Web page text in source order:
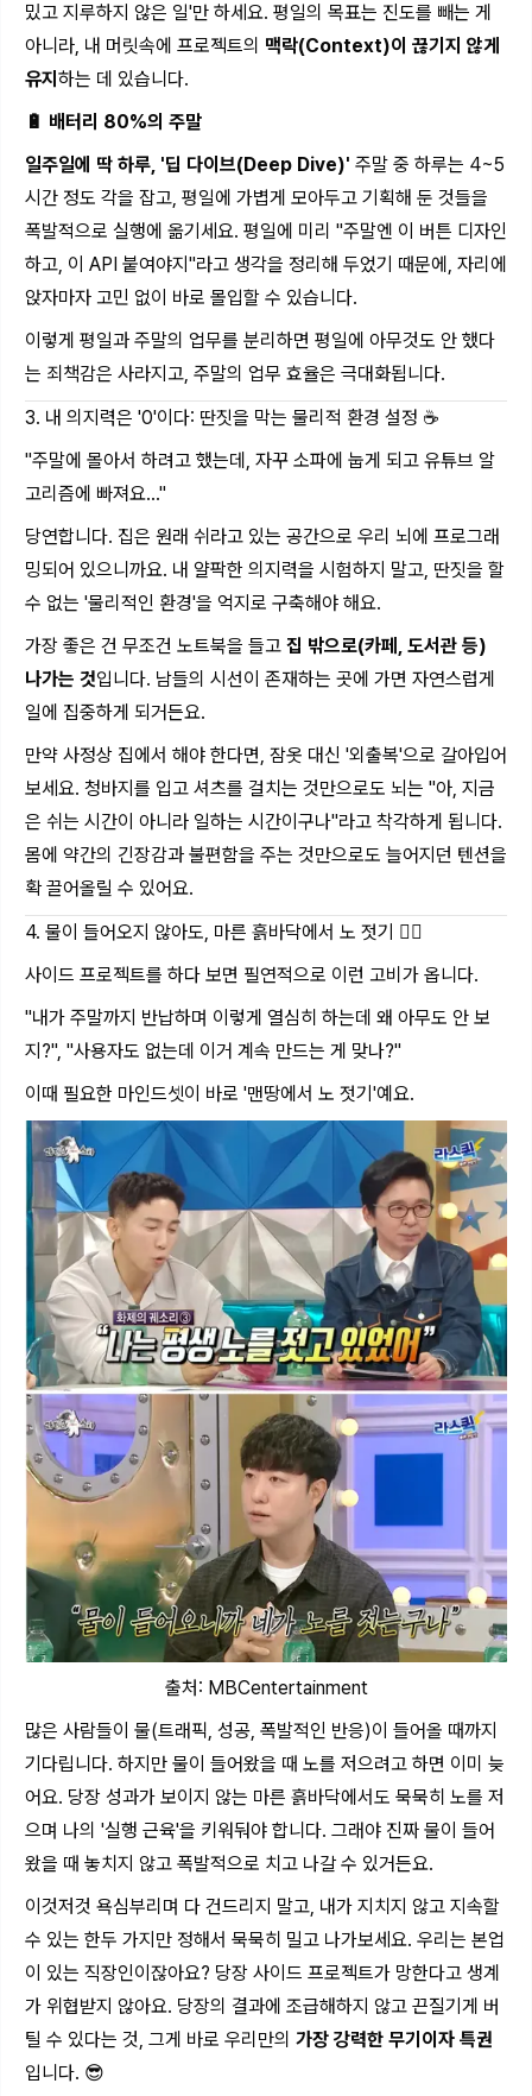
밌고 지루하지 않은 일'만 하세요. 평일의 목표는 진도를 빼는 게
아니라, 내 머릿속에 프로젝트의 맥락(Context)이 끊기지 않게
유지 하는 데 있습니다.
🔋 배터리 80%의 주말
일주일에 딱 하루, '딥 다이브(Deep Dive)' 주말 중 하루는 4~5
시간 정도 각을 잡고, 평일에 가볍게 모아두고 기획해 둔 것들을
폭발적으로 실행에 옮기세요. 평일에 미리 "주말엔 이 버튼 디자인
하고, 이 API 붙여야지"라고 생각을 정리해 두었기 때문에, 자리에
앉자마자 고민 없이 바로 몰입할 수 있습니다.
이렇게 평일과 주말의 업무를 분리하면 평일에 아무것도 안 했다
는 죄책감은 사라지고, 주말의 업무 효율은 극대화됩니다.
3. 내 의지력은 '0'이다: 딴짓을 막는 물리적 환경 설정 ☕
"주말에 몰아서 하려고 했는데, 자꾸 소파에 눕게 되고 유튜브 알
고리즘에 빠져요..."
당연합니다. 집은 원래 쉬라고 있는 공간으로 우리 뇌에 프로그래
밍되어 있으니까요. 내 얄팍한 의지력을 시험하지 말고, 딴짓을 할
수 없는 '물리적인 환경'을 억지로 구축해야 해요.
가장 좋은 건 무조건 노트북을 들고 집 밖으로(카페, 도서관 등)
나가는 것입니다. 남들의 시선이 존재하는 곳에 가면 자연스럽게
일에 집중하게 되거든요.
만약 사정상 집에서 해야 한다면, 잠옷 대신 '외출복'으로 갈아입어
보세요. 청바지를 입고 셔츠를 걸치는 것만으로도 뇌는 "아, 지금
은 쉬는 시간이 아니라 일하는 시간이구나"라고 착각하게 됩니다.
몸에 약간의 긴장감과 불편함을 주는 것만으로도 늘어지던 텐션을
확 끌어올릴 수 있어요.
4. 물이 들어오지 않아도, 마른 흙바닥에서 노 젓기 🚣‍♂️
사이드 프로젝트를 하다 보면 필연적으로 이런 고비가 옵니다.
"내가 주말까지 반납하며 이렇게 열심히 하는데 왜 아무도 안 보
지?", "사용자도 없는데 이거 계속 만드는 게 맞나?"
이때 필요한 마인드셋이 바로 '맨땅에서 노 젓기'예요.
출처: MBCentertainment
많은 사람들이 물(트래픽, 성공, 폭발적인 반응)이 들어올 때까지
기다립니다. 하지만 물이 들어왔을 때 노를 저으려고 하면 이미 늦
어요. 당장 성과가 보이지 않는 마른 흙바닥에서도 묵묵히 노를 저
으며 나의 '실행 근육'을 키워둬야 합니다. 그래야 진짜 물이 들어
왔을 때 놓치지 않고 폭발적으로 치고 나갈 수 있거든요.
이것저것 욕심부리며 다 건드리지 말고, 내가 지치지 않고 지속할
수 있는 한두 가지만 정해서 묵묵히 밀고 나가보세요. 우리는 본업
이 있는 직장인이잖아요? 당장 사이드 프로젝트가 망한다고 생계
가 위협받지 않아요. 당장의 결과에 조급해하지 않고 끈질기게 버
틸 수 있다는 것, 그게 바로 우리만의 가장 강력한 무기이자 특권
입니다. 😎